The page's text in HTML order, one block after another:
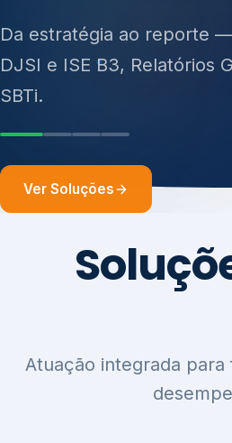
Da estratégia ao reporte
DJSI e ISE B3, Relatórios
SBTi.
14001, ISO 45001, ONA e
sólidos (PGRS/PMGRS).
Ver Soluções
Atuação integrada